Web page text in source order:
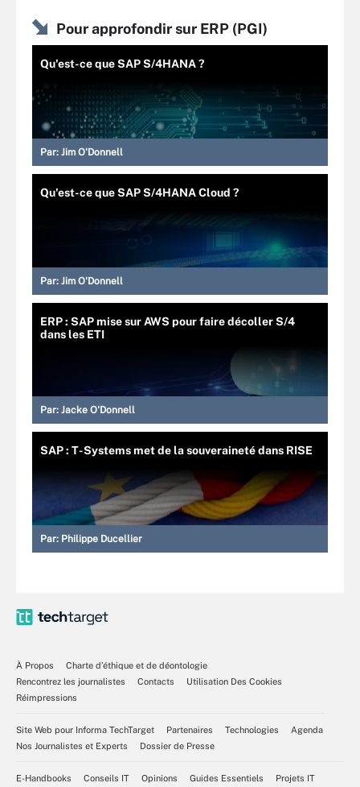
Pour approfondir sur ERP (PGI)
Qu'est-ce que SAP S/4HANA ?
Par: Jim O'Donnell
Qu'est-ce que SAP S/4HANA Cloud ?
Par: Jim O'Donnell
ERP : SAP mise sur AWS pour faire décoller S/4
dans les ETI
Par: Jacke O'Donnell
SAP : T-Systems met de la souveraineté dans RISE
Par: Philippe Ducellier
À Propos
Charte d’éthique et de déontologie
Rencontrez les journalistes
Contacts
Utilisation Des Cookies
Réimpressions
Site Web pour Informa TechTarget Partenaires Technologies
Agenda
Nos Journalistes et Experts
Dossier de Presse
E-Handbooks Conseils IT Opinions Guides Essentiels Projets IT